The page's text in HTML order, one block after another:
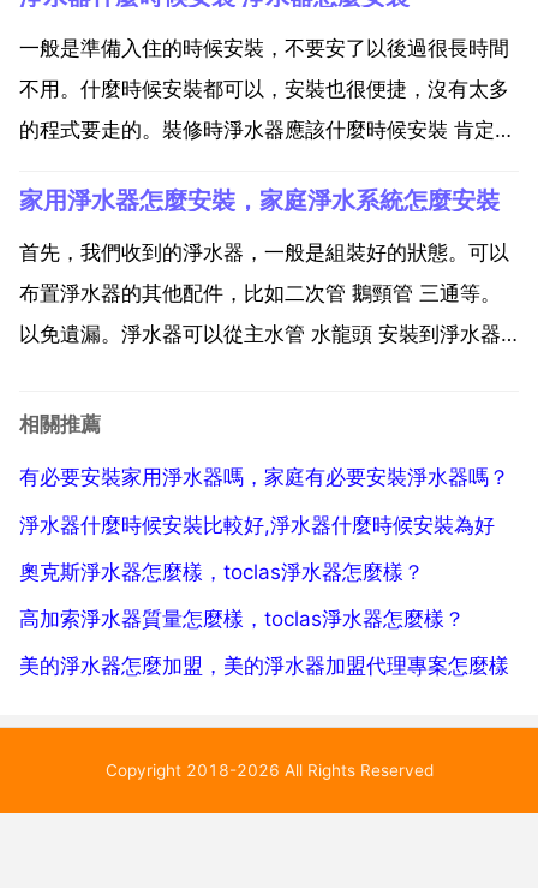
狀況的發生。2 配件選擇 終端自來水管道分為六分或者
是四分塑膠管或者是金屬管，淨水器一般選用的四分
管...
一般是準備入住的時候安裝，不要安了以後過很長時間
不用。什麼時候安裝都可以，安裝也很便捷，沒有太多
的程式要走的。裝修時淨水器應該什麼時候安裝 肯定是
求，夏季要避免陽光直射，冬季要防止凍裂，更換濾芯
壽命的也對照明有需求，又不能破壞整體設計，所以在
新房裝修的...
家用淨水器怎麼安裝，家庭淨水系統怎麼安裝
首先，我們收到的淨水器，一般是組裝好的狀態。可以
布置淨水器的其他配件，比如二次管 鵝頸管 三通等。
以免遺漏。淨水器可以從主水管 水龍頭 安裝到淨水器
水龍頭下的主管道中。將三通上的兩根支管直接連線到
相關推薦
有必要安裝家用淨水器嗎，家庭有必要安裝淨水器嗎？
淨水器什麼時候安裝比較好,淨水器什麼時候安裝為好
奧克斯淨水器怎麼樣，toclas淨水器怎麼樣？
高加索淨水器質量怎麼樣，toclas淨水器怎麼樣？
美的淨水器怎麼加盟，美的淨水器加盟代理專案怎麼樣
Copyright 2018-2026 All Rights Reserved